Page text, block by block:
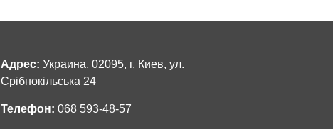
Адрес: Украина, 02095, г. Киев, ул.
Срібнокільська 24
Телефон: 068 593-48-57